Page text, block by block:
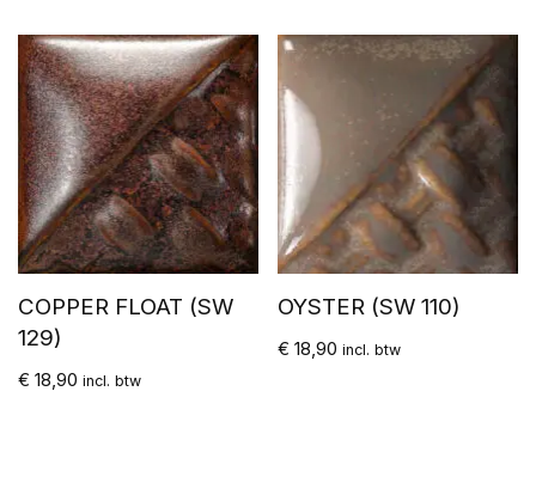
COPPER FLOAT (SW
129)
€ 18,90 incl. btw
OYSTER (SW 110)
€ 18,90 incl. btw